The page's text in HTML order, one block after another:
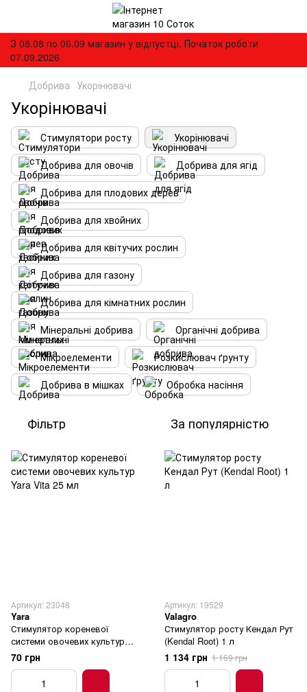
З 08.08 по 06.09 магазин у відпустці. Початок роботи
07.09.2026
Добрива Укорінювачі
Укорінювачі
Стимулятори росту
Укорінювачі
Добрива для овочів
Добрива для ягід
Добрива для плодових дерев
Добрива для хвойних
Добрива для квітучих рослин
Добрива для газону
Добрива для кімнатних рослин
Мінеральні добрива
Органічні добрива
Мікроелементи
Розкислювач ґрунту
Добрива в мішках
Обробка насіння
Фільтр За популярністю
Артикул: 23048
Yara
Стимулятор кореневої
системи овочевих культур
Yara Vita 25 мл
70 грн
Артикул: 19529
Valagro
Стимулятор росту Кендал Рут
(Kendal Root) 1 л
1 134 грн 1 169 грн